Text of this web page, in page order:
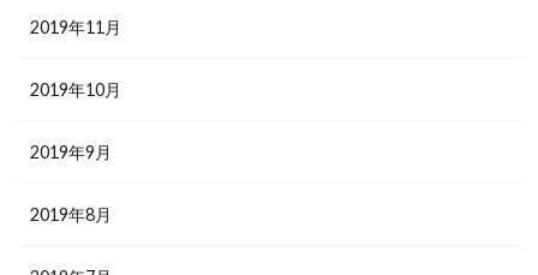
2019年11月
2019年10月
2019年9月
2019年8月